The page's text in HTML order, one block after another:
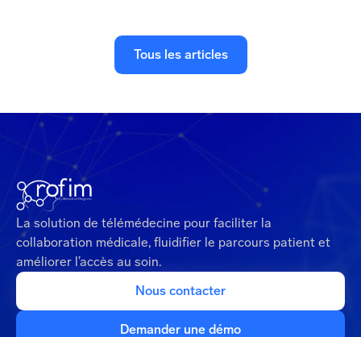
Tous les articles
La solution de télémédecine pour faciliter la
collaboration médicale, fluidifier le parcours patient et
améliorer l’accès au soin.
Nous contacter
Demander une démo